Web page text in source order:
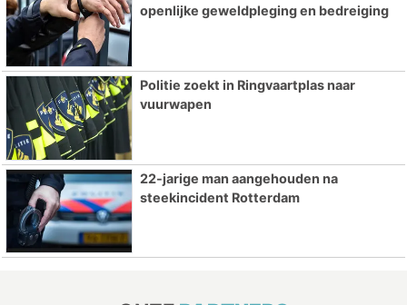
openlijke geweldpleging en bedreiging
Politie zoekt in Ringvaartplas naar
vuurwapen
22-jarige man aangehouden na
steekincident Rotterdam